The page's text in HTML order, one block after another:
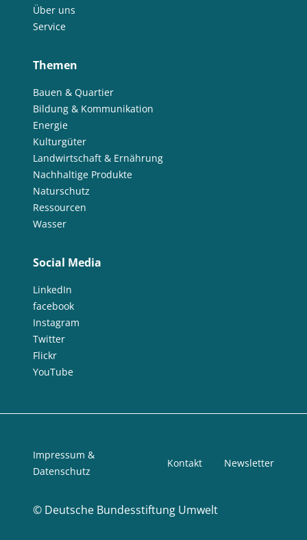
Über uns
Service
Themen
Bauen & Quartier
Bildung & Kommunikation
Energie
Kulturgüter
Landwirtschaft & Ernährung
Nachhaltige Produkte
Naturschutz
Ressourcen
Wasser
Social Media
LinkedIn
facebook
Instagram
Twitter
Flickr
YouTube
© Deutsche Bundesstiftung Umwelt
Impressum &
Datenschutz
Kontakt Newsletter